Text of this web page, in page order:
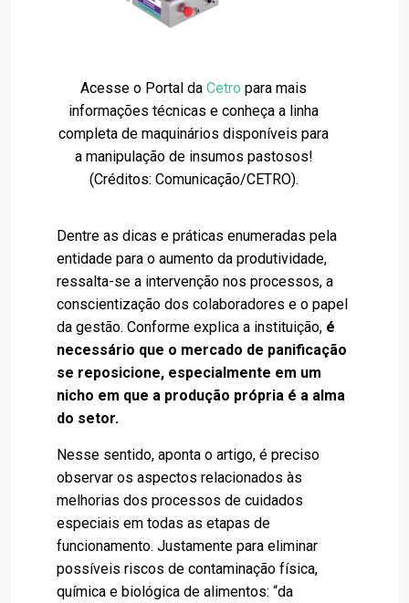
Acesse o Portal da Cetro para mais
informações técnicas e conheça a linha
completa de maquinários disponíveis para
a manipulação de insumos pastosos!
(Créditos: Comunicação/CETRO).
Dentre as dicas e práticas enumeradas pela
entidade para o aumento da produtividade,
ressalta-se a intervenção nos processos, a
conscientização dos colaboradores e o papel
da gestão. Conforme explica a instituição, é
necessário que o mercado de panificação
se reposicione, especialmente em um
nicho em que a produção própria é a alma
do setor.
Nesse sentido, aponta o artigo, é preciso
observar os aspectos relacionados às
melhorias dos processos de cuidados
especiais em todas as etapas de
funcionamento. Justamente para eliminar
possíveis riscos de contaminação física,
química e biológica de alimentos: “da